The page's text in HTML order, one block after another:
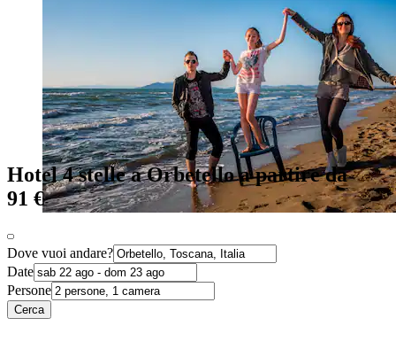
Hotel 4 stelle a Orbetello a partire da
91 €
Dove vuoi andare?
Date
Persone
Cerca